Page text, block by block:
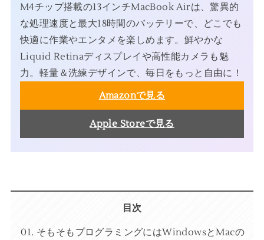
M4チップ搭載の13インチMacBook Airは、驚異的
な処理速度と最大18時間のバッテリーで、どこでも
快適に作業やエンタメを楽しめます。鮮やかな
Liquid Retinaディスプレイや高性能カメラも魅
力。軽量＆洗練デザインで、毎日をもっと自由に！
Amazonで見る
Apple Storeで見る
目次
そもそもプログラミングにはWindowsとMacの